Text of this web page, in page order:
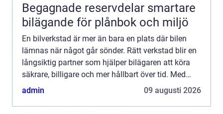
Begagnade reservdelar smartare
bilägande för plånbok och miljö
En bilverkstad är mer än bara en plats där bilen
lämnas när något går sönder. Rätt verkstad blir en
långsiktig partner som hjälper bilägaren att köra
säkrare, billigare och mer hållbart över tid. Med
moderna bilar, avancerad elektronik och ökade
admin 09 augusti 2026